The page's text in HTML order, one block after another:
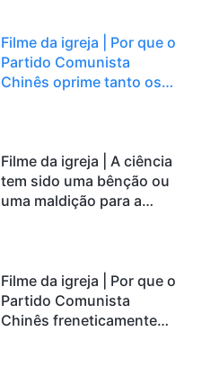
Filme da igreja | Por que o
Partido Comunista
Chinês oprime tanto os
Filme da igreja | A ciência
tem sido uma bênção ou
uma maldição para a
Filme da igreja | Por que o
Partido Comunista
Chinês freneticamente